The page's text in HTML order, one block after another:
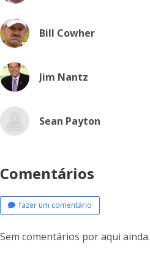
Bill Cowher
Jim Nantz
Sean Payton
Comentários
fazer um comentário
Sem comentários por aqui ainda.